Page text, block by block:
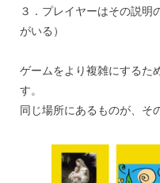
３．プレイヤーはその説明
がいる）
ゲームをより複雑にするた
す。
同じ場所にあるものが、そ